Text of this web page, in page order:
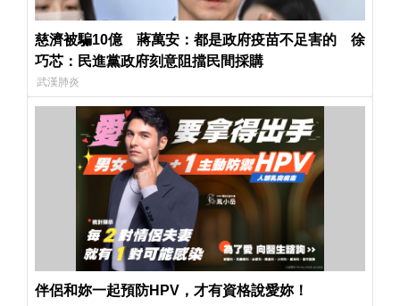
慈濟被騙10億 蔣萬安：都是政府疫苗不足害的 徐
巧芯：民進黨政府刻意阻擋民間採購
武漢肺炎
伴侶和妳一起預防HPV，才有資格說愛妳！